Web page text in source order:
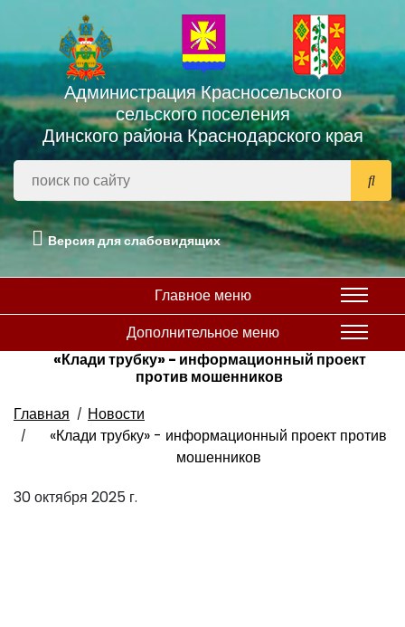
Администрация Красносельского
сельского поселения
Динского района Краснодарского края
Версия для слабовидящих
Главное меню
Дополнительное меню
«Клади трубку» - информационный проект
против мошенников
Главная
Новости
«Клади трубку» - информационный проект против
мошенников
30 октября 2025 г.